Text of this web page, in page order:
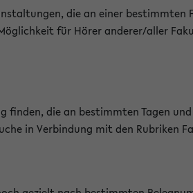
die an einer
für Hörer anderer/aller
finden, die an bestimmten Tagen
in Verbindung mit den Rubriken